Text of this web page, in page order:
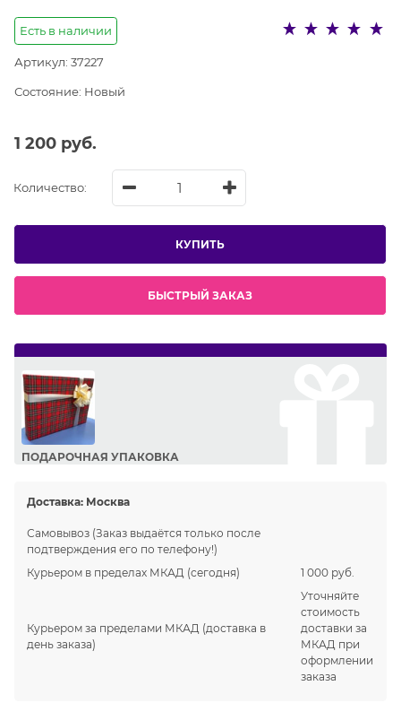
Есть в наличии
Артикул: 37227
Состояние: Новый
1 200 руб.
Количество:
КУПИТЬ
БЫСТРЫЙ ЗАКАЗ
ПОДАРОЧНАЯ УПАКОВКА
Доставка: Москва
Самовывоз (Заказ выдаётся только после
подтверждения его по телефону!)
Курьером в пределах МКАД (сегодня) 1 000 руб.
Курьером за пределами МКАД (доставка в
день заказа)
Уточняйте
стоимость
доставки за
МКАД при
оформлении
заказа